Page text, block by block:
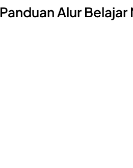
Panduan Alur